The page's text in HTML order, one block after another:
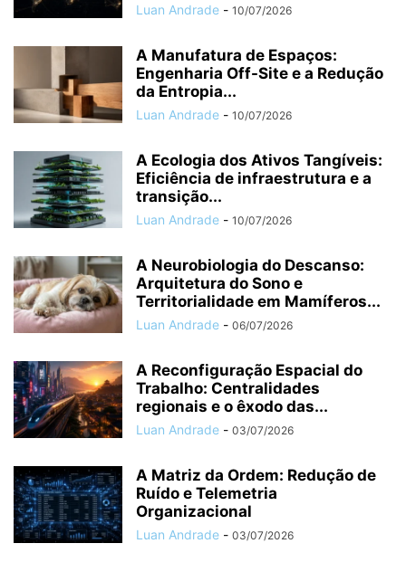
Luan Andrade - 10/07/2026
A Manufatura de Espaços:
Engenharia Off-Site e a Redução
da Entropia...
Luan Andrade - 10/07/2026
A Ecologia dos Ativos Tangíveis:
Eficiência de infraestrutura e a
transição...
Luan Andrade - 10/07/2026
A Neurobiologia do Descanso:
Arquitetura do Sono e
Territorialidade em Mamíferos...
Luan Andrade - 06/07/2026
A Reconfiguração Espacial do
Trabalho: Centralidades
regionais e o êxodo das...
Luan Andrade - 03/07/2026
A Matriz da Ordem: Redução de
Ruído e Telemetria
Organizacional
Luan Andrade - 03/07/2026